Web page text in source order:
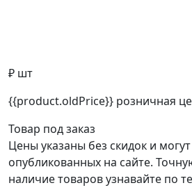
₽ шт
{{product.oldPrice}} розничная
Товар под заказ
Цены указаны без скидок и
опубликованных на сайте.
наличие товаров узнавайте по